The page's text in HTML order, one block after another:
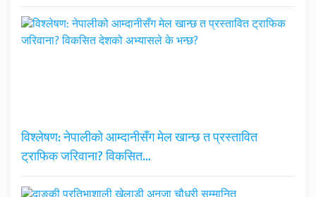
विश्लेषण: नेपालीको आम्दानीसँग मेल खान्छ त प्रस्तावित
ट्राफिक जरिवाना? विकसित…